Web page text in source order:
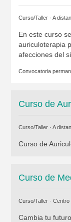
Curso/Taller · A
En este curso
auriculoterapia
afecciones del
Convocatoria
Curso de
Curso/Taller · A
Curso de
Curso de
Curso/Taller · Centro
Cambia tu